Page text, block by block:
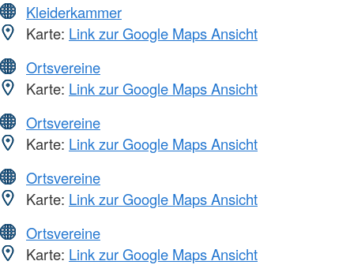
Kleiderkammer
Karte: Link zur Google Maps Ansicht
Ortsvereine
Karte: Link zur Google Maps Ansicht
Ortsvereine
Karte: Link zur Google Maps Ansicht
Ortsvereine
Karte: Link zur Google Maps Ansicht
Ortsvereine
Karte: Link zur Google Maps Ansicht